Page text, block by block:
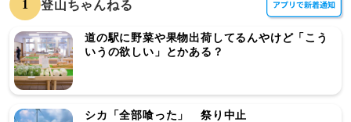
1 登山ちゃんねる
道の駅に野菜や果物出荷してるんやけど「こう
いうの欲しい」とかある？
シカ「全部喰った」 祭り中止